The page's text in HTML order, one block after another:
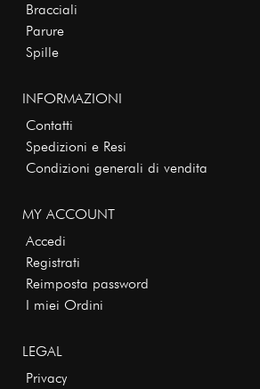
Bracciali
Parure
Spille
INFORMAZIONI
Contatti
Spedizioni e Resi
Condizioni generali di vendita
MY ACCOUNT
Accedi
Registrati
Reimposta password
I miei Ordini
LEGAL
Privacy